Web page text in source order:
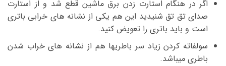
اگر در هنگام استارت زدن برق ماشین قطع شد و از استارت
صدای تق تق شنیدید این هم یکی از نشانه های خرابی باتری
است و باید باتری را تعویض کنید.
سولفاته کردن زیاد سر باطریها هم از نشانه های خراب شدن
باطری میباشد.